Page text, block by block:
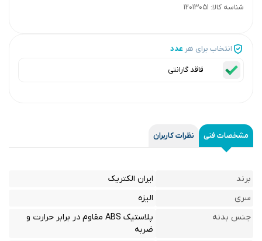
شناسه کالا: 12013051
انتخاب برای هر عدد
فاقد گارانتی
مشخصات فنی نظرات کاربران
برند
ایران الکتریک
سری
الیزه
جنس بدنه
پلاستیک ABS مقاوم در برابر حرارت و
ضربه